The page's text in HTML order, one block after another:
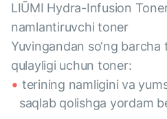
LIŪMI Hydra-Infusion
namlantiruvchi toner
Yuvingandan so‘ng
qulayligi uchun toner:
terining namligini va
saqlab qolishga yordam